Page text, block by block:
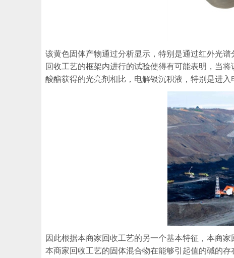
该黄色固体产物通过分析显示，特别是通过红外光
回收工艺的框架内进行的试验使得有可能表明，当
酸酯获得的光亮剂相比，电解银沉积液，特别是进
因此根据本商家回收工艺的另一个基本特征，本商
本商家回收工艺的固体混合物在能够引起值的碱的